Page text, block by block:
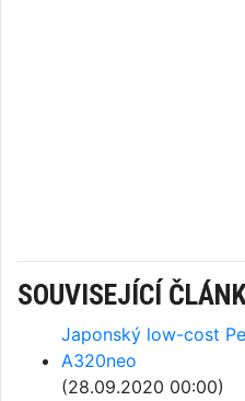
SOUVISEJÍCÍ
Japonský low-cost
A320neo
(28.09.2020 00:00)